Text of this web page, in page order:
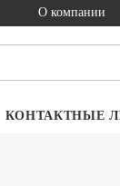
О компании
КОНТАКТНЫЕ